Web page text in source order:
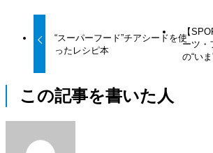
“スーパーフード”チアシードを使
ったレシピ本
【
ーツ・
の“い
この記事を書いた人